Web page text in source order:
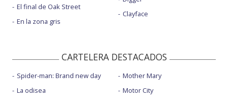
El final de Oak Street
En la zona gris
Clayface
CARTELERA DESTACADOS
Spider-man: Brand new day
La odisea
Mother Mary
Motor City